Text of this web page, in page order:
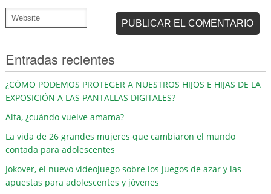
Entradas recientes
¿CÓMO PODEMOS PROTEGER A NUESTROS HIJOS E HIJAS DE LA
EXPOSICIÓN A LAS PANTALLAS DIGITALES?
Aita, ¿cuándo vuelve amama?
La vida de 26 grandes mujeres que cambiaron el mundo
contada para adolescentes
Jokover, el nuevo videojuego sobre los juegos de azar y las
apuestas para adolescentes y jóvenes